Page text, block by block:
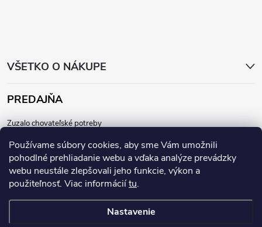
Používame súbory cookies, aby sme Vám umožnili
pohodlné prehliadanie webu a vďaka analýze prevádzky
webu neustále zlepšovali jeho funkcie, výkon a
použiteľnosť. Viac informáciítu.
Nastavenie
VŠETKO O NÁKUPE
PREDAJŇA
Zuzalo chovateľské potreby
Bratislava - Staré mesto
Po, Ut, St, Št, Pia: 10:30 - 18:00